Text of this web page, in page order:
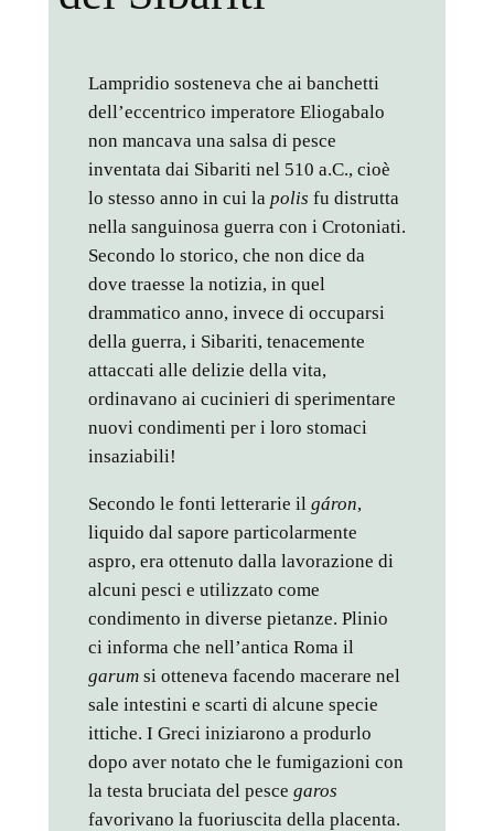
Lampridio sosteneva che ai banchetti
dell’eccentrico imperatore Eliogabalo
non mancava una salsa di pesce
inventata dai Sibariti nel 510 a.C., cioè
lo stesso anno in cui la polis fu distrutta
nella sanguinosa guerra con i Crotoniati.
Secondo lo storico, che non dice da
dove traesse la notizia, in quel
drammatico anno, invece di occuparsi
della guerra, i Sibariti, tenacemente
attaccati alle delizie della vita,
ordinavano ai cucinieri di sperimentare
nuovi condimenti per i loro stomaci
insaziabili!
Secondo le fonti letterarie il gáron,
liquido dal sapore particolarmente
aspro, era ottenuto dalla lavorazione di
alcuni pesci e utilizzato come
condimento in diverse pietanze. Plinio
ci informa che nell’antica Roma il
garumsi otteneva facendo macerare nel
sale intestini e scarti di alcune specie
ittiche. I Greci iniziarono a produrlo
dopo aver notato che le fumigazioni con
la testa bruciata del pesce garos
favorivano la fuoriuscita della placenta.